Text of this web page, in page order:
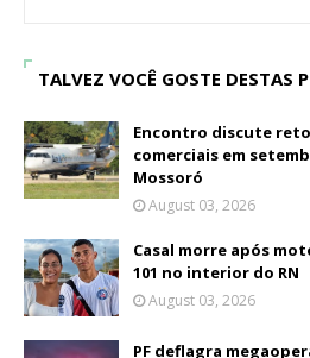
TALVEZ VOCÊ GOSTE DESTAS
Encontro discute
comerciais em
Mossoró
August 03, 2026
Casal morre após
101 no interior do RN
August 03, 2026
PF deflagra